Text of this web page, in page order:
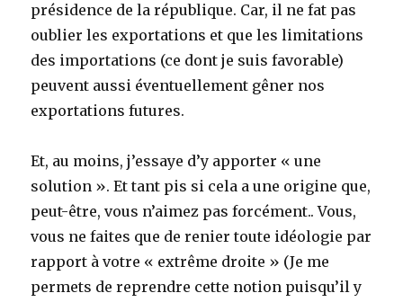
présidence de la république. Car, il ne fat pas
oublier les exportations et que les limitations
des importations (ce dont je suis favorable)
peuvent aussi éventuellement gêner nos
exportations futures.
Et, au moins, j’essaye d’y apporter « une
solution ». Et tant pis si cela a une origine que,
peut-être, vous n’aimez pas forcément.. Vous,
vous ne faites que de renier toute idéologie par
rapport à votre « extrême droite » (Je me
permets de reprendre cette notion puisqu’il y